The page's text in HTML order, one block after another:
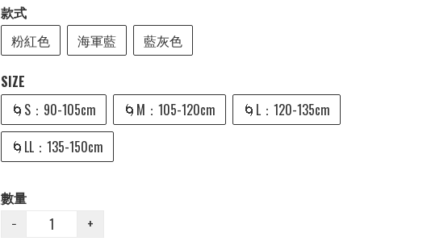
款式
粉紅色
海軍藍 藍灰色
SIZE
🌀S：90-105cm
🌀M：105-120cm
🌀L：120-135cm
🌀LL：135-150cm
數量
−
+